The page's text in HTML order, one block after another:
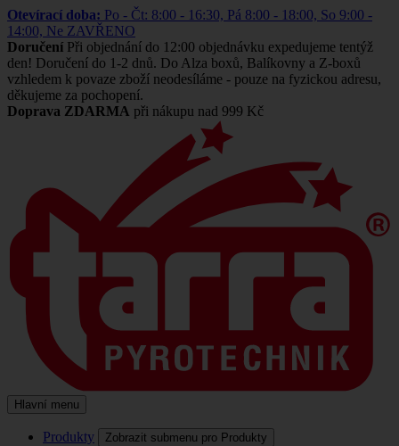
Otevírací doba: Po - Čt: 8:00 - 16:30, Pá 8:00 - 18:00, So 9:00 -
14:00, Ne ZAVŘENO
Doručení Při objednání do 12:00 objednávku expedujeme tentýž
den! Doručení do 1-2 dnů. Do Alza boxů, Balíkovny a Z-boxů
vzhledem k povaze zboží neodesíláme - pouze na fyzickou adresu,
děkujeme za pochopení.
Doprava ZDARMA při nákupu nad 999 Kč
Hlavní menu
Produkty Zobrazit submenu pro Produkty